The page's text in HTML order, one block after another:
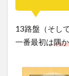
13路盤（そし
一番最初は隅